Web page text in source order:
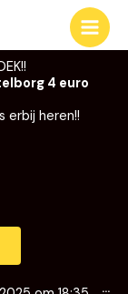
4 euro
erbij heren!!
…